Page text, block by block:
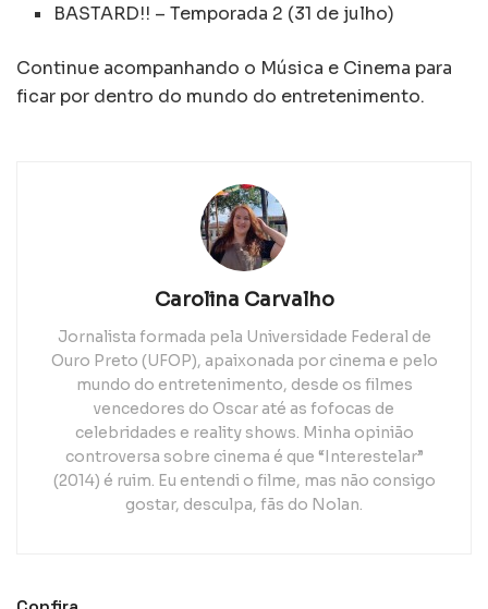
BASTARD!! – Temporada 2 (31 de julho)
Continue acompanhando o Música e Cinema para
ficar por dentro do mundo do entretenimento.
Carolina Carvalho
Jornalista formada pela Universidade Federal de
Ouro Preto (UFOP), apaixonada por cinema e pelo
mundo do entretenimento, desde os filmes
vencedores do Oscar até as fofocas de
celebridades e reality shows. Minha opinião
controversa sobre cinema é que “Interestelar”
(2014) é ruim. Eu entendi o filme, mas não consigo
gostar, desculpa, fãs do Nolan.